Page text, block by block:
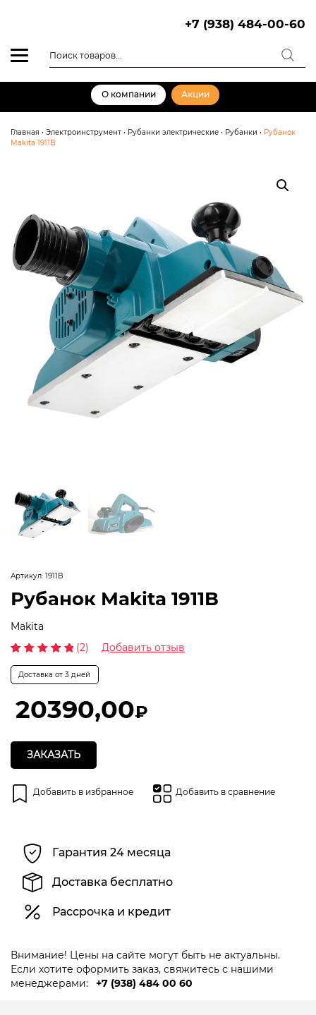
+7 (938) 484-00-60
товаров
О компании Акции
Главная • Электроинструмент • Рубанки электрические • Рубанки • Рубанок
Makita 1911B
Артикул: 1911B
Рубанок Makita 1911B
Makita
5.00
из 5 на основе
опроса
(2) Добавить отзыв
Доставка от 3 дней
20390,00₽
ЗАКАЗАТЬ
Добавить в избранное Добавить в сравнение
Гарантия 24 месяца
Доставка бесплатно
Рассрочка и кредит
Внимание! Цены на сайте могут быть не актуальны.
Если хотите оформить заказ, свяжитесь с нашими
менеджерами:
+7 (938) 484 00 60